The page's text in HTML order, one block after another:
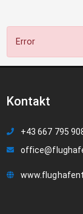
Error
Kontakt
+43 667 795